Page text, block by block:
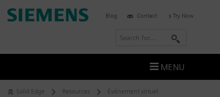
Skip
to
Solid Edge Resources Événement virtuel
Siemens
Industries
for
Blog Contact Try Now
r
c
MENU